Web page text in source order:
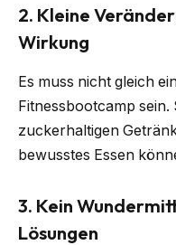
2. Kleine
Wirkung
Es muss nicht gleich
Fitnessbootcamp sein.
zuckerhaltigen
bewusstes Essen
3. Kein
Lösungen